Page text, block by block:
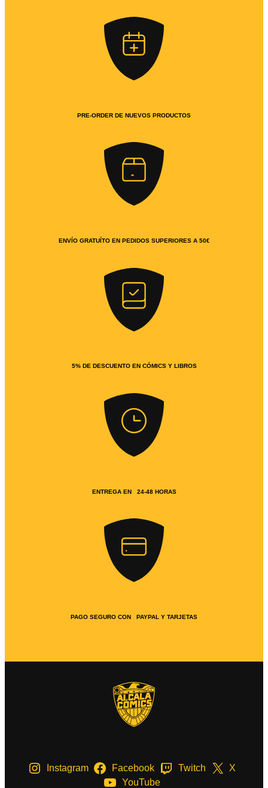
PRE-ORDER DE NUEVOS PRODUCTOS
ENVÍO GRATUÍTO EN PEDIDOS SUPERIORES A 50€
5% DE DESCUENTO EN CÓMICS Y LIBROS
ENTREGA EN 24-48 HORAS
PAGO SEGURO CON PAYPAL Y TARJETAS
Instagram Facebook Twitch
X
YouTube